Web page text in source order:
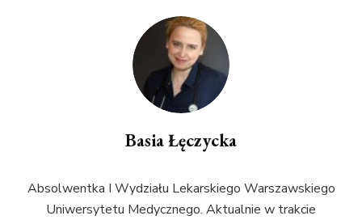
Basia Łęczycka
Absolwentka I Wydziału Lekarskiego Warszawskiego
Uniwersytetu Medycznego. Aktualnie w trakcie